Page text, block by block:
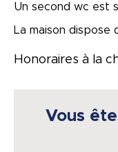
Un second wc est
La maison dispose
Honoraires à la
Vous